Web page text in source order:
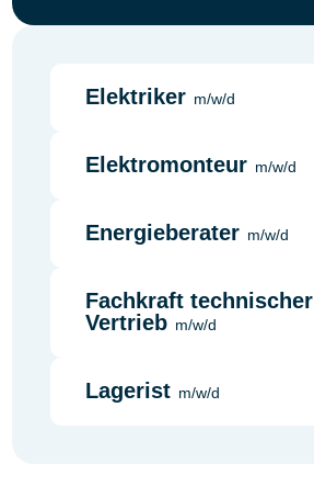
Elektriker
Elektromonteur
Energieberater
Fachkraft technischer
Vertrieb
Lagerist